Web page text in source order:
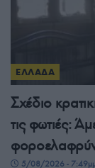
ΕΛΛΑΔΑ
Σχέδιο
τις φωτιές:
5/08/2026 -